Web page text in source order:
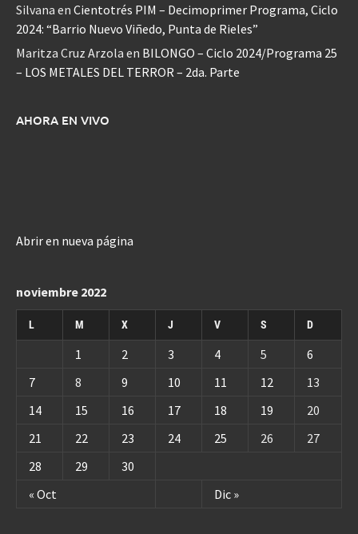
Silvana en Cientotrés PIM – Decimoprimer Programa, Ciclo
2024: “Barrio Nuevo Viñedo, Punta de Rieles”
Maritza Cruz Arzola en BILONGO – Ciclo 2024/Programa 25
– LOS METALES DEL TERROR – 2da. Parte
AHORA EN VIVO
Abrir en nueva página
noviembre 2022
L M X J V S D
« Oct Dic »
1 2 3 4 5
6
7
8 9 10 11 12
13
14
15 16 17 18 19
20
21
22 23 24 25 26
27
28
29 30